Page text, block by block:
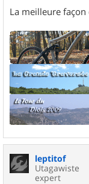
La meilleure
leptitof
Utagawiste
expert